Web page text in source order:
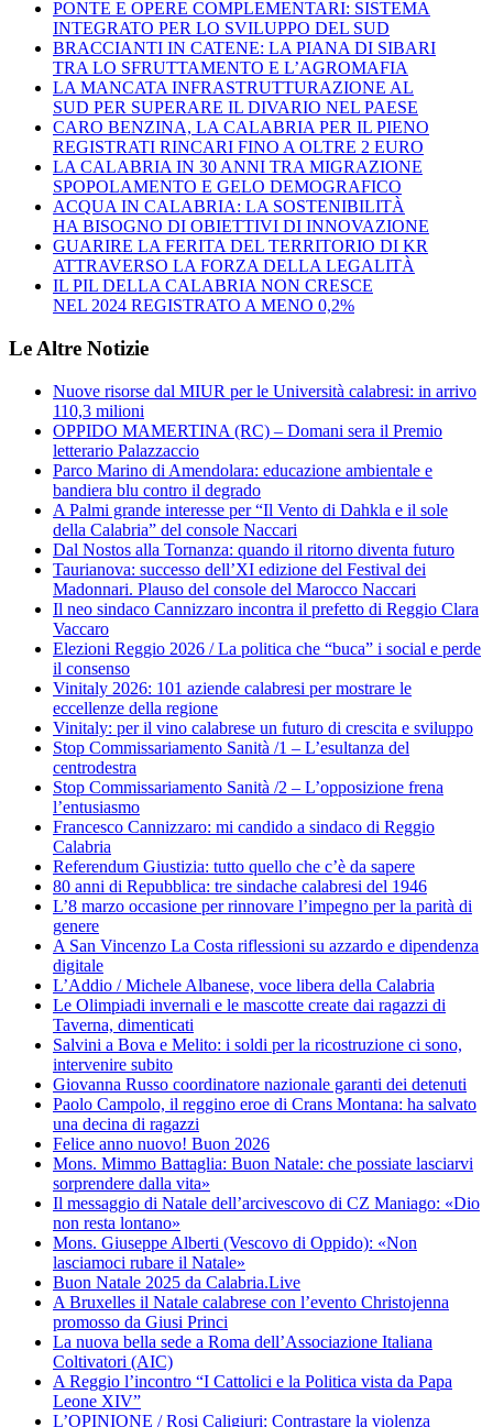
PONTE E OPERE COMPLEMENTARI: SISTEMA
INTEGRATO PER LO SVILUPPO DEL SUD
BRACCIANTI IN CATENE: LA PIANA DI SIBARI
TRA LO SFRUTTAMENTO E L’AGROMAFIA
LA MANCATA INFRASTRUTTURAZIONE AL
SUD PER SUPERARE IL DIVARIO NEL PAESE
CARO BENZINA, LA CALABRIA PER IL PIENO
REGISTRATI RINCARI FINO A OLTRE 2 EURO
LA CALABRIA IN 30 ANNI TRA MIGRAZIONE
SPOPOLAMENTO E GELO DEMOGRAFICO
ACQUA IN CALABRIA: LA SOSTENIBILITÀ
HA BISOGNO DI OBIETTIVI DI INNOVAZIONE
GUARIRE LA FERITA DEL TERRITORIO DI KR
ATTRAVERSO LA FORZA DELLA LEGALITÀ
IL PIL DELLA CALABRIA NON CRESCE
NEL 2024 REGISTRATO A MENO 0,2%
Le Altre Notizie
Nuove risorse dal MIUR per le Università calabresi: in arrivo
110,3 milioni
OPPIDO MAMERTINA (RC) – Domani sera il Premio
letterario Palazzaccio
Parco Marino di Amendolara: educazione ambientale e
bandiera blu contro il degrado
A Palmi grande interesse per “Il Vento di Dahkla e il sole
della Calabria” del console Naccari
Dal Nostos alla Tornanza: quando il ritorno diventa futuro
Taurianova: successo dell’XI edizione del Festival dei
Madonnari. Plauso del console del Marocco Naccari
Il neo sindaco Cannizzaro incontra il prefetto di Reggio Clara
Vaccaro
Elezioni Reggio 2026 / La politica che “buca” i social e perde
il consenso
Vinitaly 2026: 101 aziende calabresi per mostrare le
eccellenze della regione
Vinitaly: per il vino calabrese un futuro di crescita e sviluppo
Stop Commissariamento Sanità /1 – L’esultanza del
centrodestra
Stop Commissariamento Sanità /2 – L’opposizione frena
l’entusiasmo
Francesco Cannizzaro: mi candido a sindaco di Reggio
Calabria
Referendum Giustizia: tutto quello che c’è da sapere
80 anni di Repubblica: tre sindache calabresi del 1946
L’8 marzo occasione per rinnovare l’impegno per la parità di
genere
A San Vincenzo La Costa riflessioni su azzardo e dipendenza
digitale
L’Addio / Michele Albanese, voce libera della Calabria
Le Olimpiadi invernali e le mascotte create dai ragazzi di
Taverna, dimenticati
Salvini a Bova e Melito: i soldi per la ricostruzione ci sono,
intervenire subito
Giovanna Russo coordinatore nazionale garanti dei detenuti
Paolo Campolo, il reggino eroe di Crans Montana: ha salvato
una decina di ragazzi
Felice anno nuovo! Buon 2026
Mons. Mimmo Battaglia: Buon Natale: che possiate lasciarvi
sorprendere dalla vita»
Il messaggio di Natale dell’arcivescovo di CZ Maniago: «Dio
non resta lontano»
Mons. Giuseppe Alberti (Vescovo di Oppido): «Non
lasciamoci rubare il Natale»
Buon Natale 2025 da Calabria.Live
A Bruxelles il Natale calabrese con l’evento Christojenna
promosso da Giusi Princi
La nuova bella sede a Roma dell’Associazione Italiana
Coltivatori (AIC)
A Reggio l’incontro “I Cattolici e la Politica vista da Papa
Leone XIV”
L’OPINIONE / Rosi Caligiuri: Contrastare la violenza